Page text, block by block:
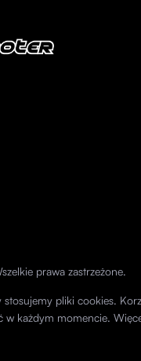
prawa zastrzeżone.
pliki cookies.
w każdym momencie.